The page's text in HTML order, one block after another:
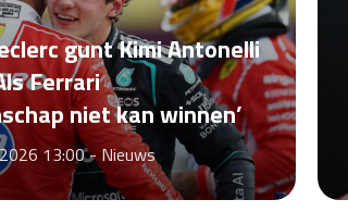
gunt Kimi Antonelli
Ferrari
niet kan winnen’
13:00 -Nieuws